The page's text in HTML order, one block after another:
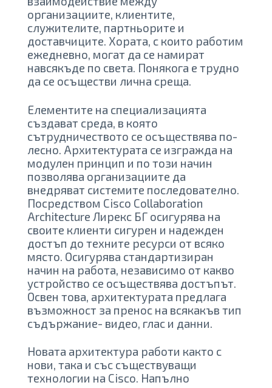
организациите, клиентите,
служителите, партньорите и
доставчиците. Хората, с които работим
ежедневно, могат да се намират
навсякъде по света. Понякога е трудно
да се осъществи лична среща.
Елементите на специализацията
създават среда, в която
сътрудничеството се осъществява по-
лесно. Архитектурата се изгражда на
модулен принцип и по този начин
позволява организациите да
внедряват системите последователно.
Посредством Cisco Collaboration
Architecture Лирекс БГ осигурява на
своите клиенти сигурен и надежден
достъп до техните ресурси от всяко
място. Осигурява стандартизиран
начин на работа, независимо от какво
устройство се осъществява достъпът.
Освен това, архитектурата предлага
възможност за пренос на всякакъв тип
съдържание- видео, глас и данни.
Новата архитектура работи както с
нови, така и със съществуващи
технологии на Cisco. Напълно